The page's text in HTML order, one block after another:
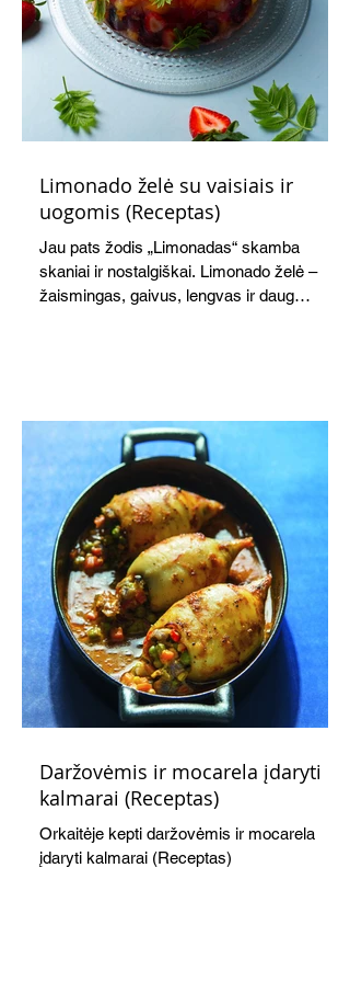
Limonado želė su vaisiais ir
uogomis (Receptas)
Jau pats žodis „Limonadas“ skamba
skaniai ir nostalgiškai. Limonado želė –
žaismingas, gaivus, lengvas ir daug
Daržovėmis ir mocarela įdaryti
kalmarai (Receptas)
Orkaitėje kepti daržovėmis ir mocarela
įdaryti kalmarai (Receptas)